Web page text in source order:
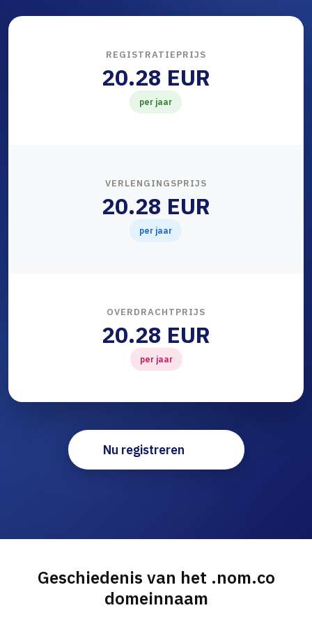
REGISTRATIEPRIJS
20.28 EUR
per jaar
VERLENGINGSPRIJS
20.28 EUR
per jaar
OVERDRACHTPRIJS
20.28 EUR
per jaar
Nu registreren
Geschiedenis van het .nom.co
domeinnaam